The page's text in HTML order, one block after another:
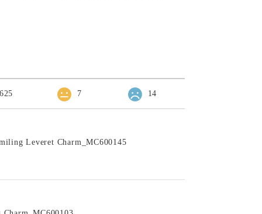
625 7 14
Leveret Charm_MC600145